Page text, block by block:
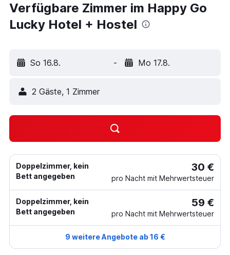
Verfügbare Zimmer im Happy Go
Lucky Hotel + Hostel
So 16.8. - Mo 17.8.
2 Gäste, 1 Zimmer
Doppelzimmer, kein
Bett angegeben
30 €
pro Nacht mit Mehrwertsteuer
Doppelzimmer, kein
Bett angegeben
59 €
pro Nacht mit Mehrwertsteuer
9 weitere Angebote ab 16 €